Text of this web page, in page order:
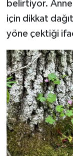
belirtiyor. Anne
için dikkat
yöne çektiği